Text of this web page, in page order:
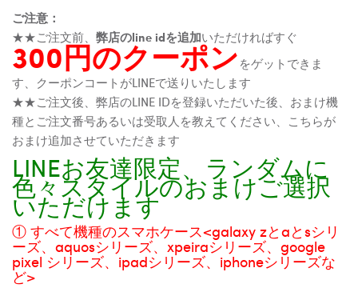
ご注意：
★★ご注文前、 弊店のline idを追加いただければすぐ
300円のクーポンをゲットできま
す、クーポンコートがLINEで送りいたします
★★ご注文後、弊店のLINE IDを登録いただいた後、おまけ機
種とご注文番号あるいは受取人を教えてください、こちらが
おまけ追加させていただきます
LINEお友達限定、ランダムに
色々スタイルのおまけご選択
いただけます
① すべて機種のスマホケース<galaxy zとaとsシリ
ーズ、aquosシリーズ、xpeiraシリーズ、google
pixel シリーズ、ipadシリーズ、iphoneシリーズな
ど>